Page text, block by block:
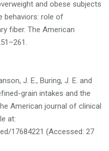
and obese subjects
behaviors: role of
fiber. The American
J. E., Buring, J. E. and
grain intakes and the
American journal of clinical
at:
17684221 (Accessed: 27